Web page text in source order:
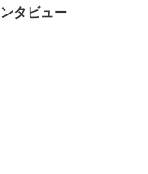
タビュー